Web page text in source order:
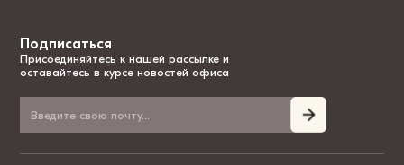
Подписаться
Присоединяйтесь к нашей рассылке и
оставайтесь в курсе новостей офиса